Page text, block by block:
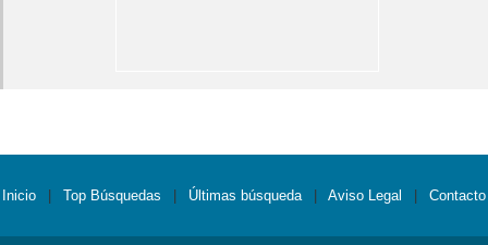
Inicio Top Búsquedas Últimas búsqueda Aviso Legal Contacto